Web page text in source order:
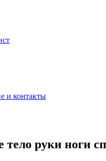
и контакты
тело руки ноги